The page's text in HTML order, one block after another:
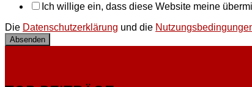
Ich willige ein, dass diese Website meine
Die Datenschutzerklärung und die
Absenden